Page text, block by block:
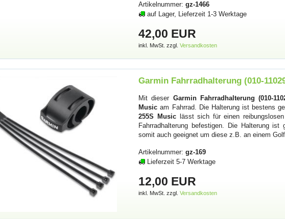
Artikelnummer:gz-1466
auf Lager, Lieferzeit 1-3 Werktage
42,00 EUR
inkl. MwSt. zzgl.Versandkosten
Garmin Fahrradhalterung (010-
Mit dieser Garmin Fahrradhalterung (010-
Music am Fahrrad. Die Halterung ist bestens
255S Musiclässt sich für einen
Fahrradhalterung befestigen. Die Halterung
somit auch geeignet um diese z.B. an einem
Artikelnummer:gz-169
Lieferzeit 5-7 Werktage
12,00 EUR
inkl. MwSt. zzgl.Versandkosten